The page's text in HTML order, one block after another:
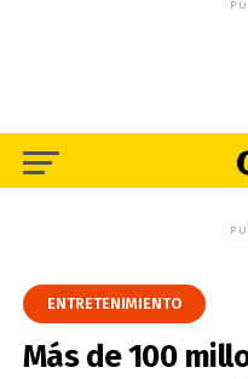
ENTRETENIMIENTO
Más de 100